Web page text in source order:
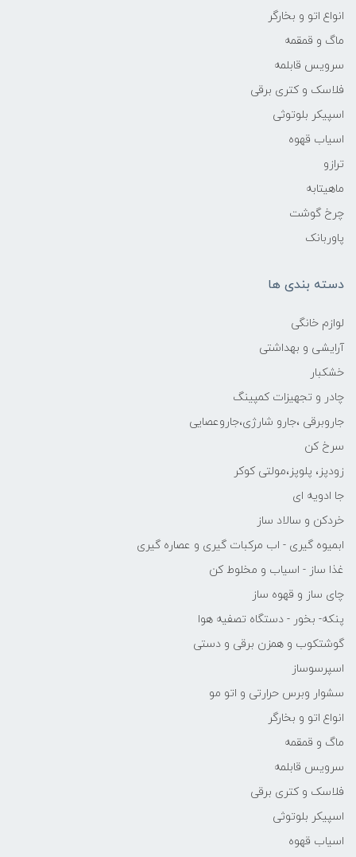
انواع اتو و بخارگر
ماگ و قمقمه
سرویس قابلمه
فلاسک و کتری برقی
اسپیکر بلوتوثی
اسیاب قهوه
ترازو
ماهیتابه
چرخ گوشت
پاوربانک
دسته بندی ها
لوازم خانگی
آرایشی و بهداشتی
خشکبار
چادر و تجهیزات کمپینگ
جاروبرقی ،جارو شارژی،جاروعصایی
سرخ کن
زودپز، پلوپز،مولتی کوکر
جا ادویه ای
خردکن و سالاد ساز
ابمیوه گیری - اب مرکبات گیری و عصاره گیری
غذا ساز - اسیاب و مخلوط کن
چای ساز و قهوه ساز
پنکه- بخور - دستگاه تصفیه هوا
گوشتکوب و همزن برقی و دستی
اسپرسوساز
سشوار وبرس حرارتی و اتو مو
انواع اتو و بخارگر
ماگ و قمقمه
سرویس قابلمه
فلاسک و کتری برقی
اسپیکر بلوتوثی
اسیاب قهوه